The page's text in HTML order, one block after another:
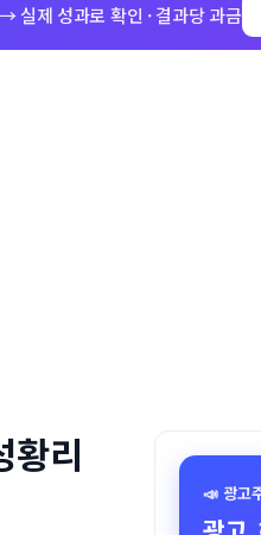
실제 성과로 확인 · 결과당 과금
황리
📣 광고